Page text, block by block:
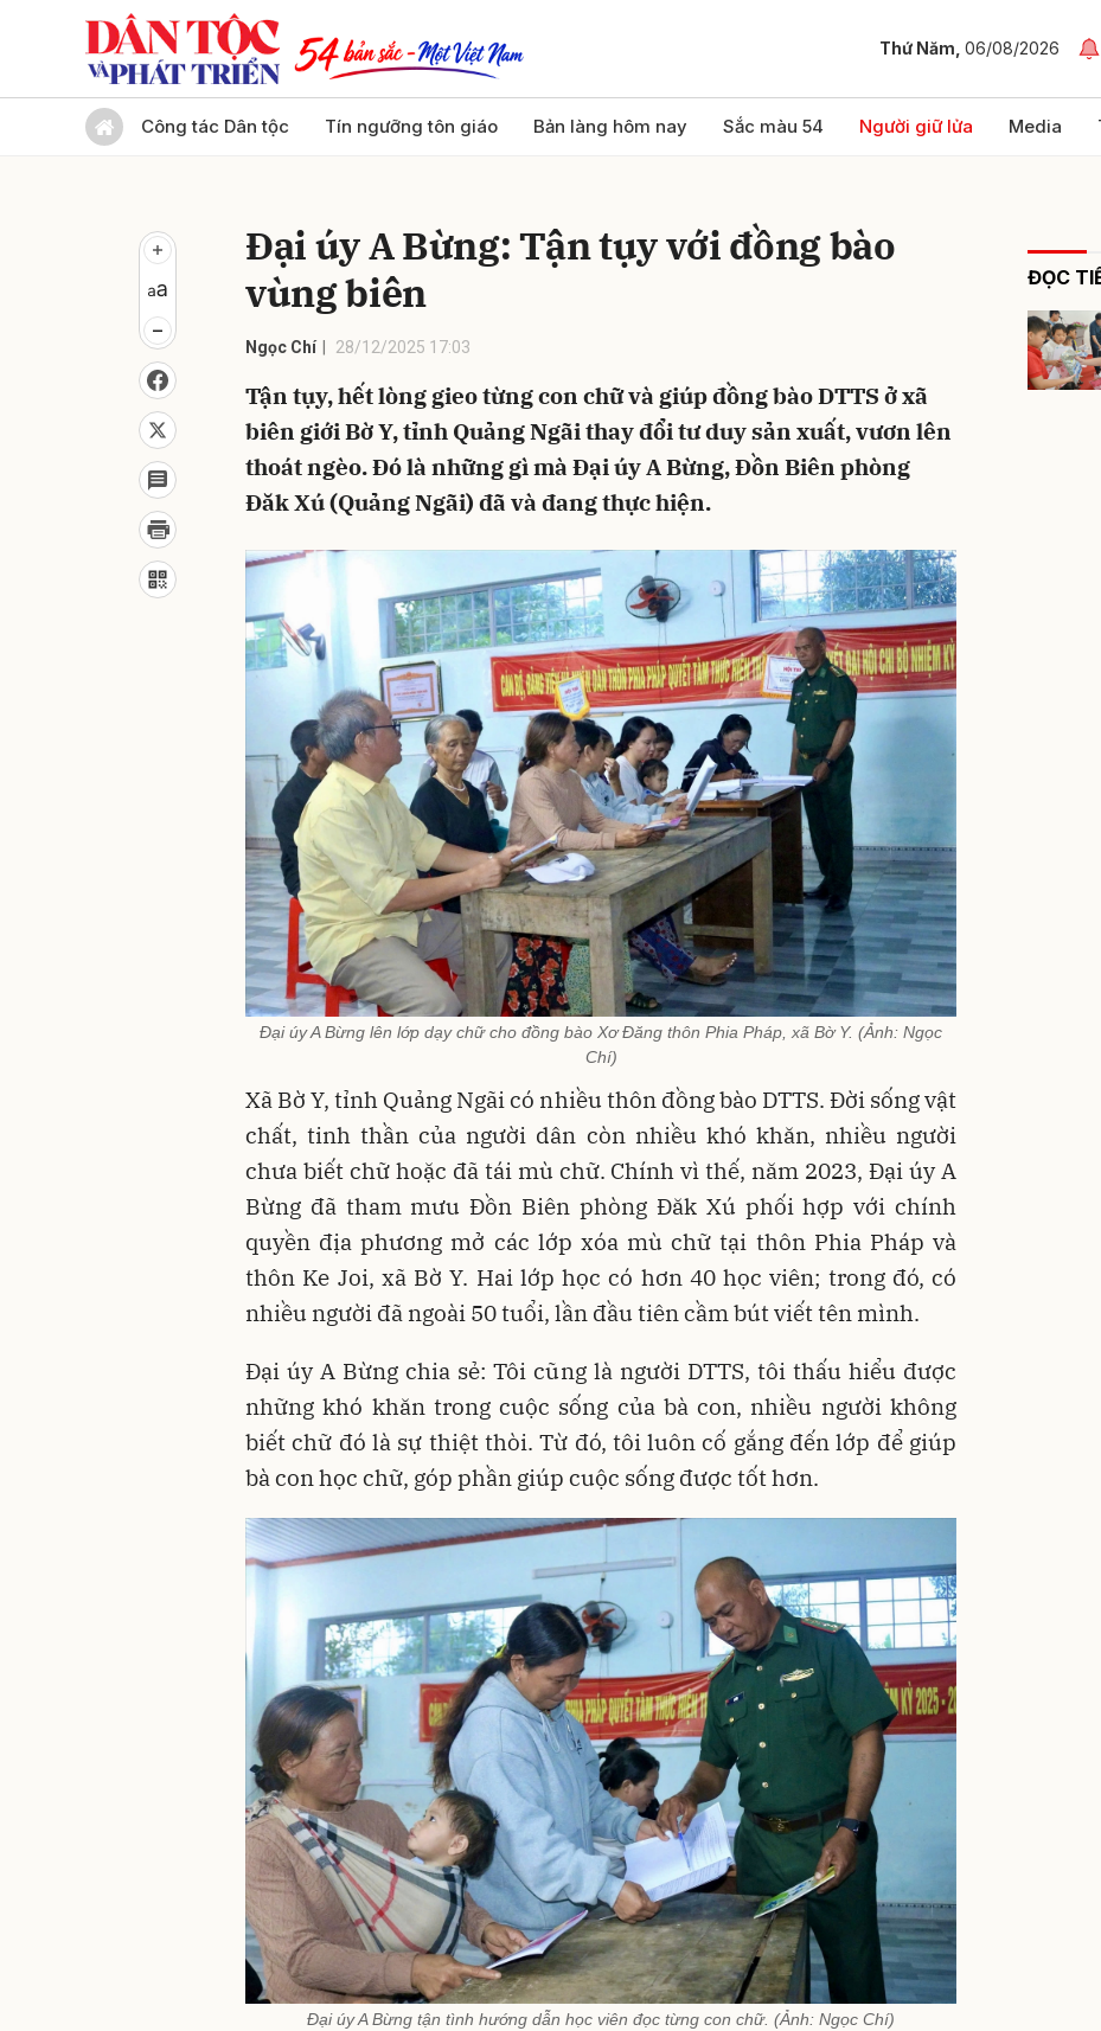
Thứ Năm, 06/08/2026
Công tác Dân tộc Tín ngưỡng tôn giáo Bản làng hôm nay Sắc màu 54 Người giữ lửa Media
Đại úy A Bừng: Tận tụy với đồng bào
vùng biên
Ngọc Chí 28/12/2025 17:03
Tận tụy, hết lòng gieo từng con chữ và giúp đồng bào DTTS ở xã
biên giới Bờ Y, tỉnh Quảng Ngãi thay đổi tư duy sản xuất, vươn lên
thoát ngèo. Đó là những gì mà Đại úy A Bừng, Đồn Biên phòng
Đăk Xú (Quảng Ngãi) đã và đang thực hiện.
Đại úy A Bừng lên lớp dạy chữ cho đồng bào Xơ Đăng thôn Phia Pháp, xã Bờ Y. (Ảnh: Ngọc
Chí)
Xã Bờ Y, tỉnh Quảng Ngãi có nhiều thôn đồng bào DTTS. Đời sống vật
chất, tinh thần của người dân còn nhiều khó khăn, nhiều người
chưa biết chữ hoặc đã tái mù chữ. Chính vì thế, năm 2023, Đại úy A
Bừng đã tham mưu Đồn Biên phòng Đăk Xú phối hợp với chính
quyền địa phương mở các lớp xóa mù chữ tại thôn Phia Pháp và
thôn Ke Joi, xã Bờ Y. Hai lớp học có hơn 40 học viên; trong đó, có
nhiều người đã ngoài 50 tuổi, lần đầu tiên cầm bút viết tên mình.
Đại úy A Bừng chia sẻ: Tôi cũng là người DTTS, tôi thấu hiểu được
những khó khăn trong cuộc sống của bà con, nhiều người không
biết chữ đó là sự thiệt thòi. Từ đó, tôi luôn cố gắng đến lớp để giúp
bà con học chữ, góp phần giúp cuộc sống được tốt hơn.
Đại úy A Bừng tận tình hướng dẫn học viên đọc từng con chữ. (Ảnh: Ngọc Chí)
ĐỌC
Gửi bình luận
Gửi